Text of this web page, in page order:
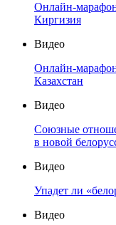
Онлайн-
Киргизия
Видео
Онлайн-
Казахстан
Видео
Союзные
в новой
Видео
Упадет ли
Видео